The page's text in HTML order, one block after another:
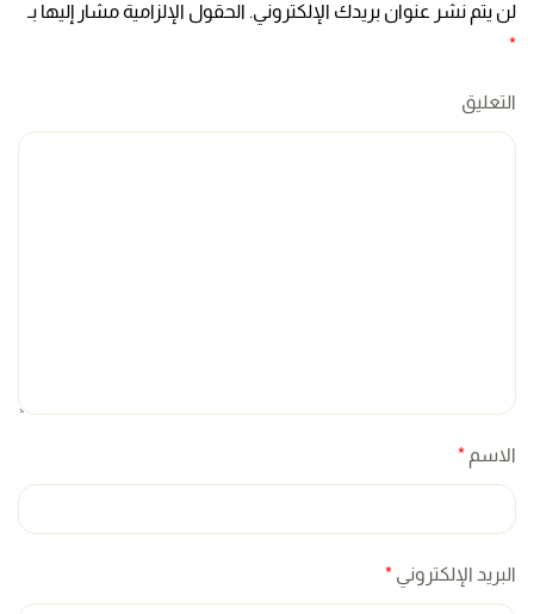
لن يتم نشر عنوان بريدك الإلكتروني. الحقول الإلزامية مشار إليها بـ
*
التعليق
الاسم *
البريد الإلكتروني *